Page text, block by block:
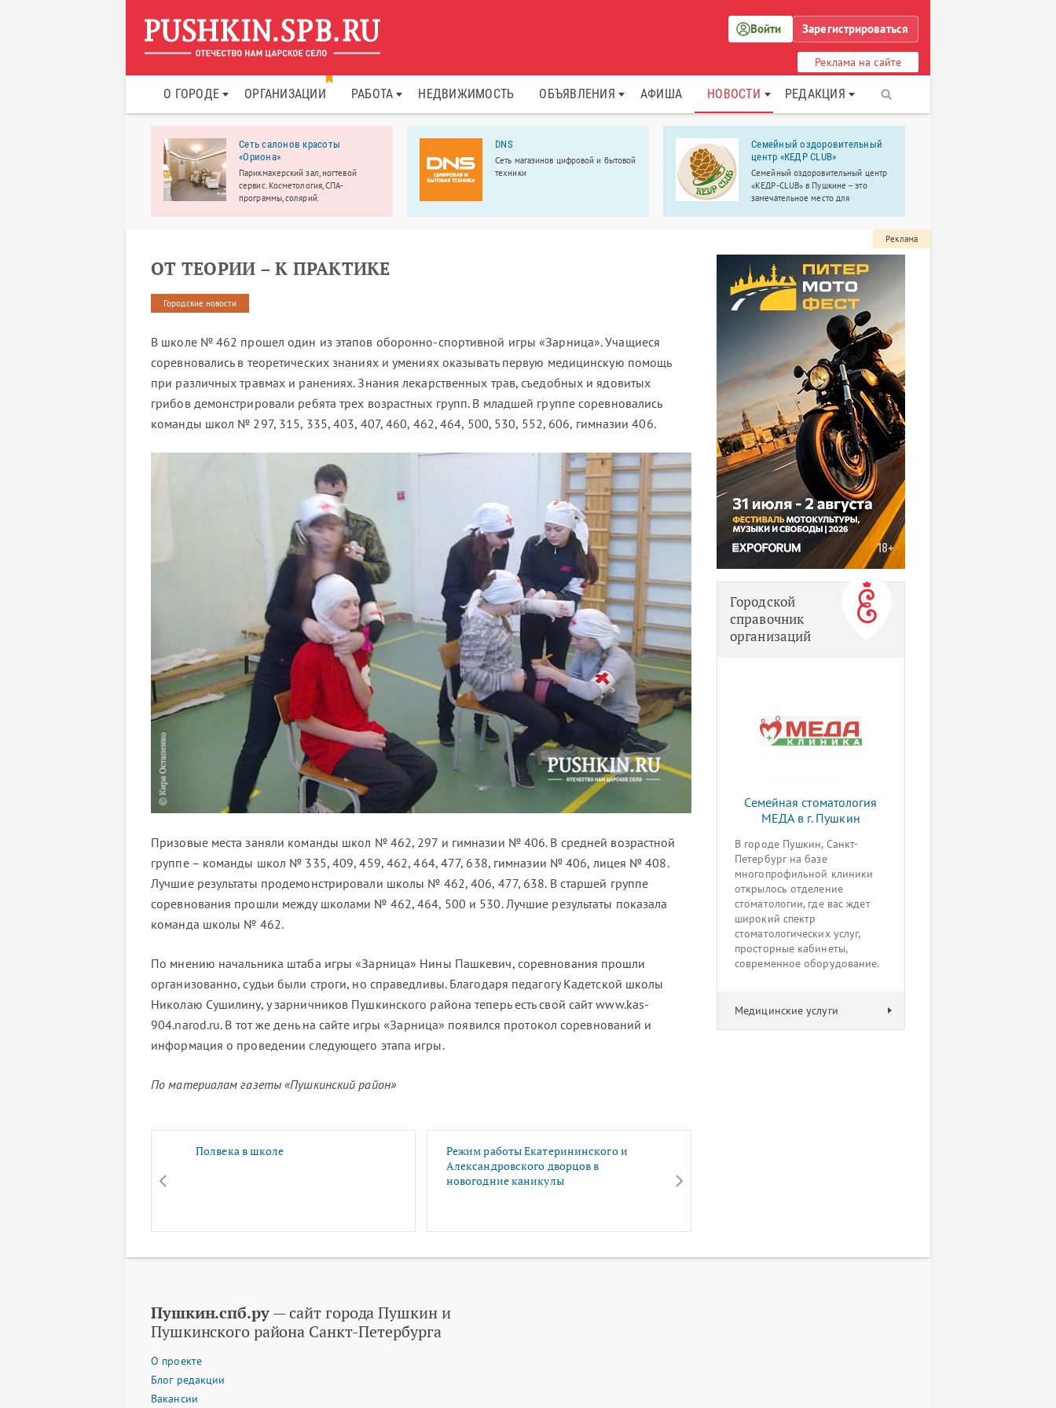
Войти Зарегистрироваться
Реклама на сайте
О ГОРОДЕ ОРГАНИЗАЦИИ РАБОТА НЕДВИЖИМОСТЬ ОБЪЯВЛЕНИЯ АФИША НОВОСТИ РЕДАКЦИЯ
Сеть салонов красоты
«Ориона»
Парикмахерский зал, ногтевой
сервис. Косметология, СПА-
программы, солярий.
DNS
Сеть магазинов цифровой и бытовой
техники
Семейный оздоровительный
центр «КЕДР CLUB»
Семейный оздоровительный центр
«КЕДР-CLUB» в Пушкине – это
замечательное место для
ОТ ТЕОРИИ – К ПРАКТИКЕ
Городские новости
В школе № 462 прошел один из этапов оборонно-спортивной игры «Зарница». Учащиеся
соревновались в теоретических знаниях и умениях оказывать первую медицинскую помощь
при различных травмах и ранениях. Знания лекарственных трав, съедобных и ядовитых
грибов демонстрировали ребята трех возрастных групп. В младшей группе соревновались
команды школ № 297, 315, 335, 403, 407, 460, 462, 464, 500, 530, 552, 606, гимназии 406.
Призовые места заняли команды школ № 462, 297 и гимназии № 406. В средней возрастной
группе – команды школ № 335, 409, 459, 462, 464, 477, 638, гимназии № 406, лицея № 408.
Лучшие результаты продемонстрировали школы № 462, 406, 477, 638. В старшей группе
соревнования прошли между школами № 462, 464, 500 и 530. Лучшие результаты показала
команда школы № 462.
По мнению начальника штаба игры «Зарница» Нины Пашкевич, соревнования прошли
организованно, судьи были строги, но справедливы. Благодаря педагогу Кадетской школы
Николаю Сушилину, у зарничников Пушкинского района теперь есть свой сайт www.kas-
904.narod.ru. В тот же день на сайте игры «Зарница» появился протокол соревнований и
информация о проведении следующего этапа игры.
По материалам газеты «Пушкинский район»
Полвека в школе
Режим работы Екатерининского и
Александровского дворцов в
новогодние каникулы
Реклама
Городской
справочник
организаций
Семейная стоматология
МЕДА в г. Пушкин
В городе Пушкин, Санкт-
Петербург на базе
многопрофильной клиники
открылось отделение
стоматологии, где вас ждет
широкий спектр
стоматологических услуг,
просторные кабинеты,
современное оборудование.
Медицинские услуги
Пушкин.спб.ру— сайт города Пушкин и
Пушкинского района Санкт-Петербурга
О проекте
Блог редакции
Вакансии